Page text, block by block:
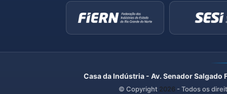
Casa da Indústria - Av. Senador
© Copyright 2026 - Todos os